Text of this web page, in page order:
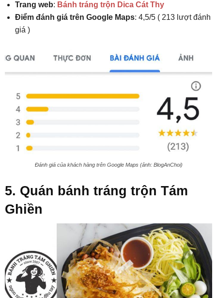
Trang web: Bánh tráng trộn Dica Cát Thy
Điểm đánh giá trên Google Maps: 4,5/5 ( 213 lượt đánh
giá )
Đánh giá của khách hàng trên Google Maps (ảnh: BlogAnChoi)
5. Quán bánh tráng trộn Tám
Ghiền